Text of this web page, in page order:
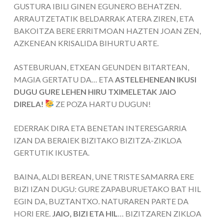
GUSTURA IBILI GINEN EGUNERO BEHATZEN.
ARRAUTZETATIK BELDARRAK ATERA ZIREN, ETA
BAKOITZA BERE ERRITMOAN HAZTEN JOAN ZEN,
AZKENEAN KRISALIDA BIHURTU ARTE.
ASTEBURUAN, ETXEAN GEUNDEN BITARTEAN,
MAGIA GERTATU DA… ETA ASTELEHENEAN IKUSI
DUGU GURE LEHEN HIRU TXIMELETAK JAIO
DIRELA!
ZE POZA HARTU DUGUN!
EDERRAK DIRA ETA BENETAN INTERESGARRIA
IZAN DA BERAIEK BIZITAKO BIZITZA-ZIKLOA
GERTUTIK IKUSTEA.
BAINA, ALDI BEREAN, UNE TRISTE SAMARRA ERE
BIZI IZAN DUGU: GURE ZAPABURUETAKO BAT HIL
EGIN DA, BUZTANTXO. NATURAREN PARTE DA
HORI ERE. JAIO, BIZI ETA HIL
… BIZITZAREN ZIKLOA